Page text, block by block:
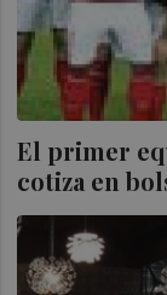
El primer
cotiza en